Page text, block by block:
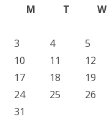
M
T W
3
4 5
10
11 12
17
18 19
24
25 26
31